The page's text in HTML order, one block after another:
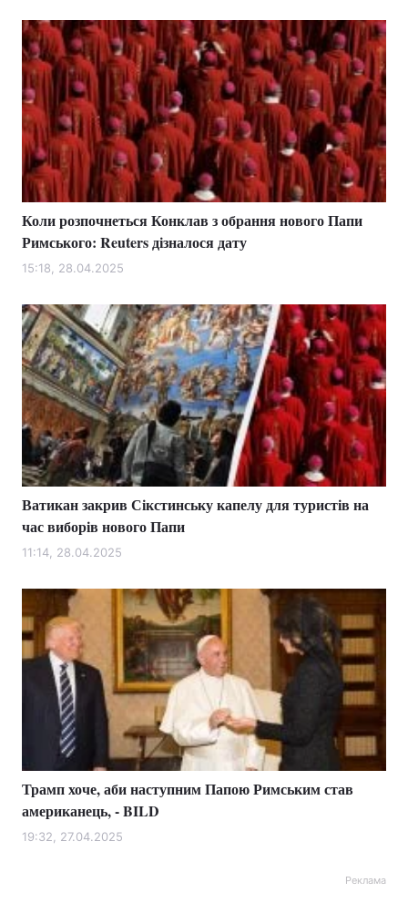
Коли розпочнеться Конклав з обрання нового Папи
Римського: Reuters дізналося дату
15:18, 28.04.2025
Ватикан закрив Сікстинську капелу для туристів на
час виборів нового Папи
11:14, 28.04.2025
Трамп хоче, аби наступним Папою Римським став
американець, - BILD
19:32, 27.04.2025
Реклама